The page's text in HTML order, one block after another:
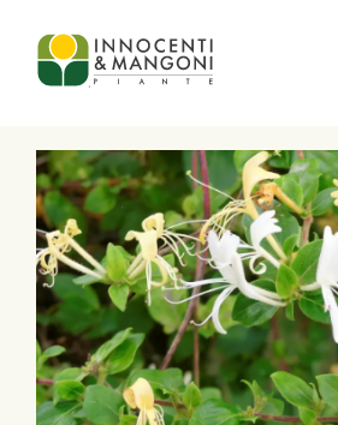
Skip to main content